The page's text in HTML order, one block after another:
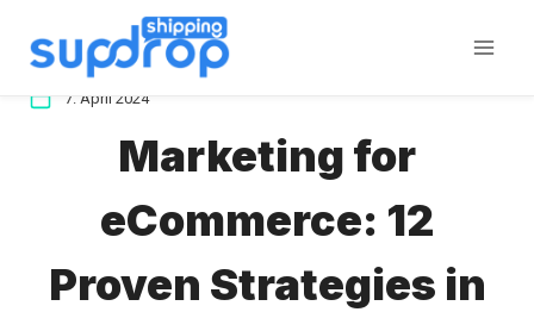
Inhalt
7. April 2024
Marketing for
eCommerce: 12
Proven Strategies in